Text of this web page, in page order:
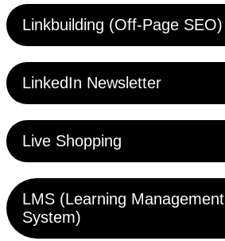
Linkbuilding (Off-Page SEO)
LinkedIn Newsletter
Live Shopping
LMS (Learning Management
System)